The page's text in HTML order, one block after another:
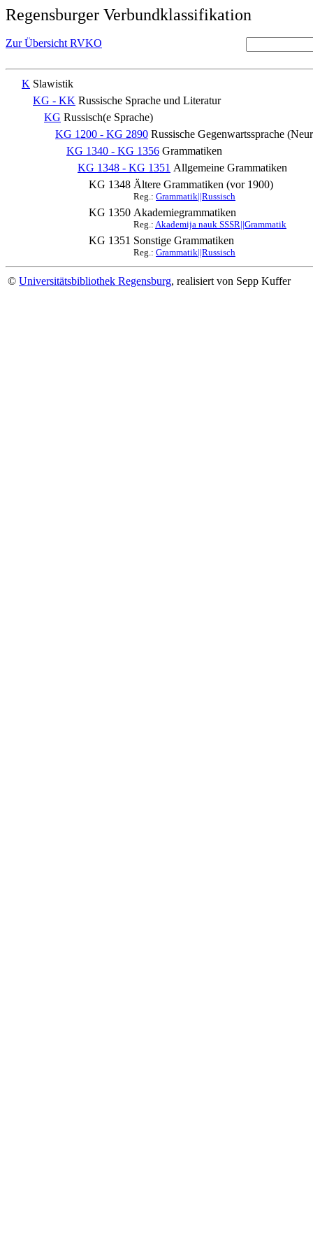
Regensburger Verbundklassifikation
Zur Übersicht RVKO
K Slawistik
KG - KK Russische Sprache und Literatur
KG Russisch(e Sprache)
KG 1200 - KG 2890 Russische Gegenwartssprache
KG 1340 - KG 1356 Grammatiken
KG 1348 - KG 1351 Allgemeine Grammatiken
KG 1348 Ältere Grammatiken (vor 1900)
Reg.: Grammatik||Russisch
KG 1350 Akademiegrammatiken
Reg.: Akademija nauk SSSR||Grammatik
KG 1351 Sonstige Grammatiken
Reg.: Grammatik||Russisch
© Universitätsbibliothek Regensburg, realisiert von Sepp Kuffer